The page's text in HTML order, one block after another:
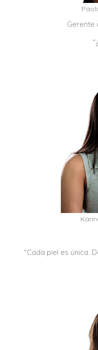
Gerente
“Cada piel es única.